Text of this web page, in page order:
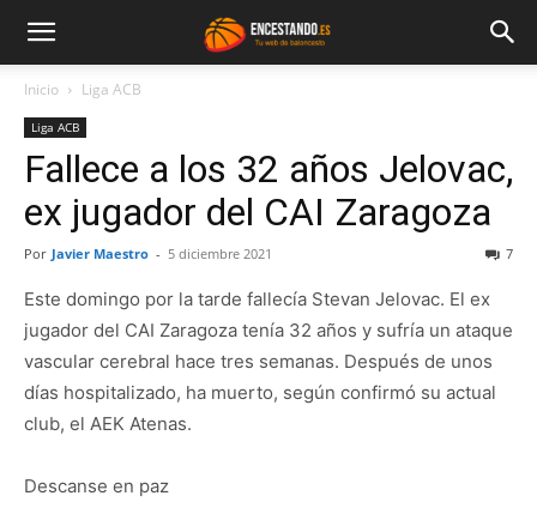
Inicio Liga ACB
Liga ACB
Fallece a los 32 años Jelovac,
ex jugador del CAI Zaragoza
Por Javier Maestro - 5 diciembre 2021 7
Este domingo por la tarde fallecía Stevan Jelovac. El ex
jugador del CAI Zaragoza tenía 32 años y sufría un ataque
vascular cerebral hace tres semanas. Después de unos
días hospitalizado, ha muerto, según confirmó su actual
club, el AEK Atenas.
Descanse en paz